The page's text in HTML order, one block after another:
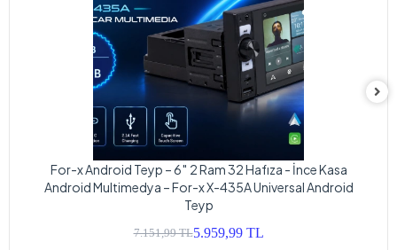
For-x Android Teyp – 6″ 2 Ram 32 Hafıza - İnce Kasa
Android Multimedya – For-x X-435A Universal Android
Teyp
7.151,99 TL5.959,99 TL